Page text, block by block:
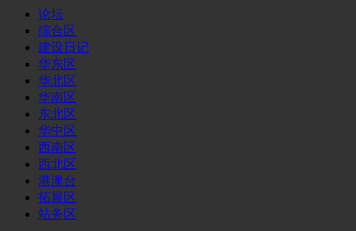
论坛
综合区
建设日记
华东区
华北区
华南区
东北区
华中区
西南区
西北区
港澳台
拓展区
站务区